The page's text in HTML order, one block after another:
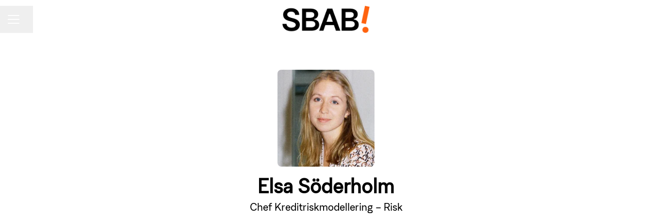
Elsa Söderholm
Chef Kreditriskmodellering – Risk